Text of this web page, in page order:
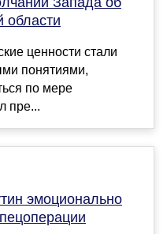
области
ценности стали
понятиями,
по мере
пре...
эмоционально